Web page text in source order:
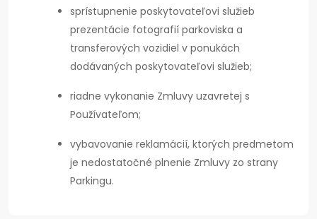
sprístupnenie poskytovateľovi služieb
prezentácie fotografií parkoviska a
transferových vozidiel v ponukách
dodávaných poskytovateľovi služieb;
riadne vykonanie Zmluvy uzavretej s
Používateľom;
vybavovanie reklamácií, ktorých predmetom
je nedostatočné plnenie Zmluvy zo strany
Parkingu.